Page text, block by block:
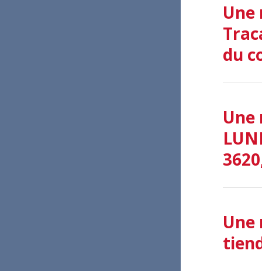
du
Une
Une